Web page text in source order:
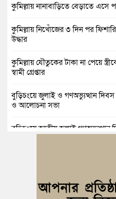
কুমিল্লায় নানাবাড়িতে বেড়াতে এসে
কুমিল্লায় নিখোঁজের ৩ দিন পর
উদ্ধার
কুমিল্লায় যৌতুকের টাকা না পেয়ে
স্বামী গ্রেপ্তার
বুড়িচংয়ে জুলাই ও গণঅভ্যুত্থান
ও আলোচনা সভা
বুড়িচংয়ে জাতীয় জুলাই
ব্রাহ্মণপাড়ায় প্রবাসীর বাড়িতে